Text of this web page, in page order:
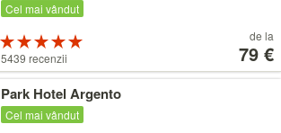
Cel mai vândut
5 din 5 stele
5439 recenzii
la
de la
79 €
Park Hotel Argento
Cel mai vândut